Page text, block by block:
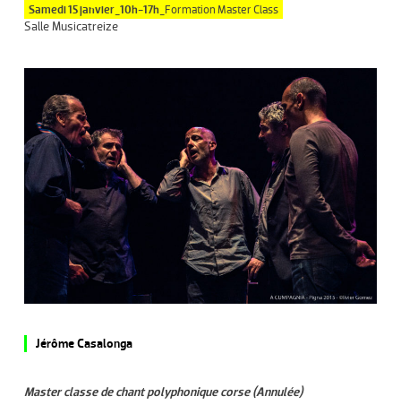
Samedi 15 janvier_10h-17h_ Formation Master Class
Salle Musicatreize
Jérôme Casalonga
Master classe de chant polyphonique corse (Annulée)